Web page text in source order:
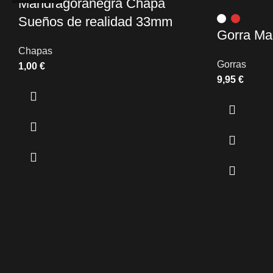
Mandragoranegra Chapa
Sueños de realidad 33mm
Chapas
€
Gorra
Gorras
€